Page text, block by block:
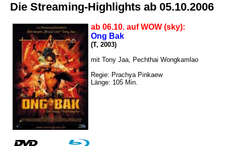
Die Streaming-Highlights ab 05.10.2006
ab 06.10. auf WOW (sky):
Ong Bak
(T, 2003)
mit Tony Jaa, Pechthai Wongkamlao
Regie: Prachya Pinkaew
Länge: 105 Min.